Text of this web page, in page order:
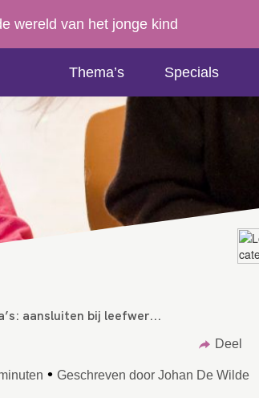
wereld van het jonge kind
Thema’s Specials
aansluiten bij leefwer...
Deel
• Geschreven door Johan De Wilde